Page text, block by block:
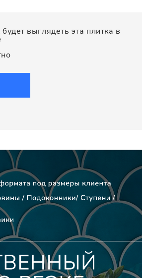
выглядеть эта плитка в